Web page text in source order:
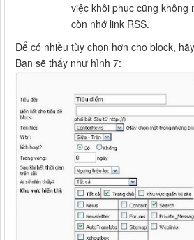
việc khôi phục cũng không
còn nhớ link RSS.
Để có nhiều tùy chọn hơn cho block,
Bạn sẽ thấy như hình 7: